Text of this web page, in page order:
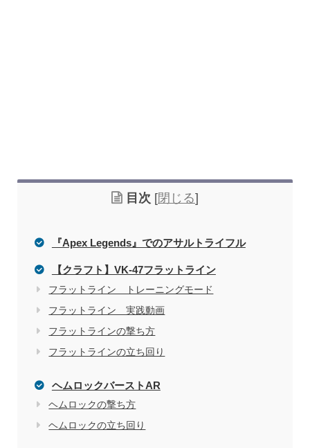
目次 [閉じる]
『Apex Legends』でのアサルトライフル
【クラフト】VK-47フラットライン
フラットライン トレーニングモード
フラットライン 実践動画
フラットラインの撃ち方
フラットラインの立ち回り
ヘムロックバーストAR
ヘムロックの撃ち方
ヘムロックの立ち回り